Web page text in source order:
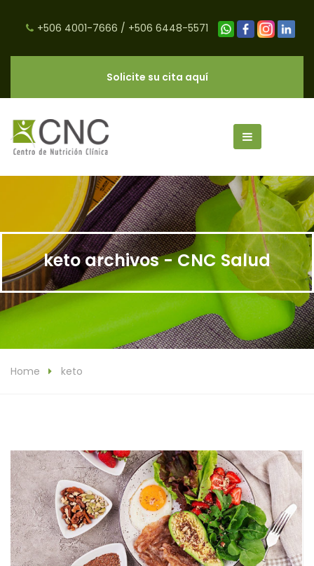
+506 4001-7666 / +506 6448-5571
Solicite su cita aquí
keto archivos - CNC Salud
Home keto